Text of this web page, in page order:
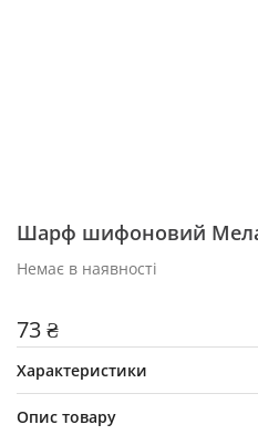
Шарф шифоновий
Немає в наявності
73 ₴
Характеристики
Опис товару